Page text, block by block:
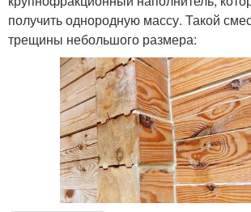
получить однородную массу. Такой
трещины небольшого размера: